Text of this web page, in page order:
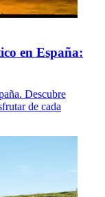
en España:
Descubre
de cada